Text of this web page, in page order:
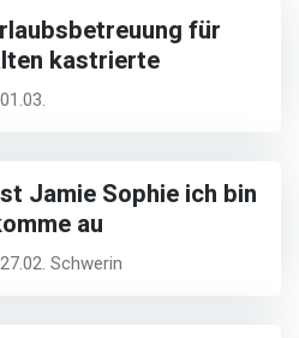
für
kastrierte
01.03.
Jamie Sophie ich bin
au
27.02. Schwerin